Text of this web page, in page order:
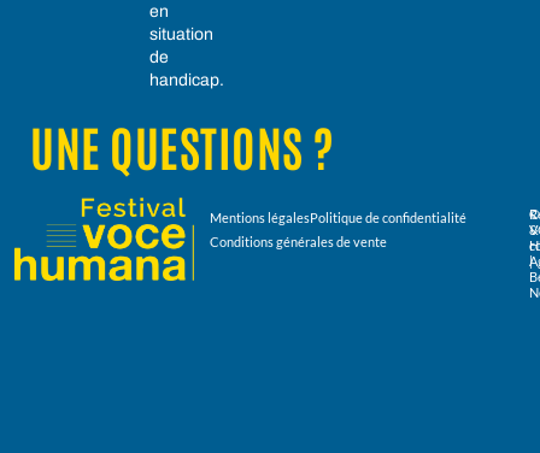
en
situation
de
handicap.
UNE QUESTIONS ?
Mentions légalesPolitique de confidentialité
Conditions générales de vente
©
|
&